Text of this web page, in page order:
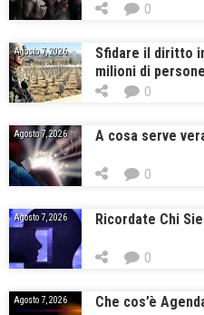
0
Agosto 7, 2026
Sfidare il diritto
milioni di
0
Agosto 7, 2026 A cosa serve
0
Agosto 7, 2026 Ricordate Chi
0
Agosto 7, 2026 Che cos’è